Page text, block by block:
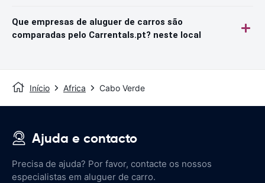
Que empresas de aluguer de carros são
comparadas pelo Carrentals.pt? neste local
Início Africa Cabo Verde
Ajuda e contacto
Precisa de ajuda? Por favor, contacte os nossos
especialistas em aluguer de carro.